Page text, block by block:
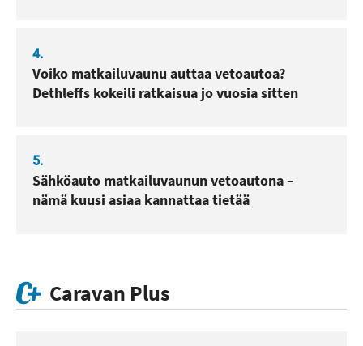
4.
Voiko matkailuvaunu auttaa vetoautoa?
Dethleffs kokeili ratkaisua jo vuosia sitten
5.
Sähköauto matkailuvaunun vetoautona –
nämä kuusi asiaa kannattaa tietää
Caravan Plus